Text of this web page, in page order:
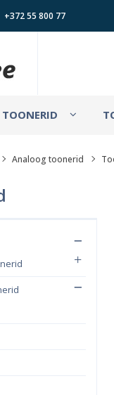
+372 55 800 77
TOONERID
Analoog toonerid